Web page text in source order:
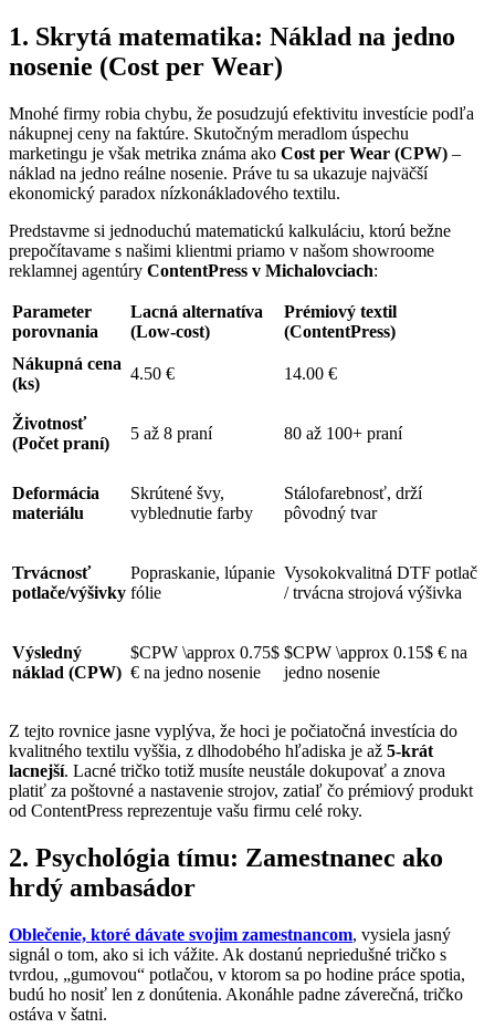
1. Skrytá matematika: Náklad na jedno
nosenie (Cost per Wear)
Mnohé firmy robia chybu, že posudzujú efektivitu investície podľa
nákupnej ceny na faktúre. Skutočným meradlom úspechu
marketingu je však metrika známa ako Cost per Wear (CPW) –
náklad na jedno reálne nosenie. Práve tu sa ukazuje najväčší
ekonomický paradox nízkonákladového textilu.
Predstavme si jednoduchú matematickú kalkuláciu, ktorú bežne
prepočítavame s našimi klientmi priamo v našom showroome
reklamnej agentúry ContentPress v Michalovciach:
Parameter
porovnania
Lacná alternatíva
(Low-cost)
Prémiový textil
(ContentPress)
Nákupná cena
(ks)
4.50 € 14.00 €
Životnosť
(Počet praní)
5 až 8 praní 80 až 100+ praní
Deformácia
materiálu
Skrútené švy,
vyblednutie farby
Stálofarebnosť, drží
pôvodný tvar
Trvácnosť
potlače/výšivky
Popraskanie, lúpanie
fólie
Vysokokvalitná DTF potlač
/ trvácna strojová výšivka
Výsledný
náklad (CPW)
$CPW \approx 0.75$
€ na jedno nosenie
$CPW \approx 0.15$ € na
jedno nosenie
Z tejto rovnice jasne vyplýva, že hoci je počiatočná investícia do
kvalitného textilu vyššia, z dlhodobého hľadiska je až 5-krát
lacnejší. Lacné tričko totiž musíte neustále dokupovať a znova
platiť za poštovné a nastavenie strojov, zatiaľ čo prémiový produkt
od ContentPress reprezentuje vašu firmu celé roky.
2. Psychológia tímu: Zamestnanec ako
hrdý ambasádor
Oblečenie, ktoré dávate svojim zamestnancom, vysiela jasný
signál o tom, ako si ich vážite. Ak dostanú nepriedušné tričko s
tvrdou, „gumovou“ potlačou, v ktorom sa po hodine práce spotia,
budú ho nosiť len z donútenia. Akonáhle padne záverečná, tričko
ostáva v šatni.